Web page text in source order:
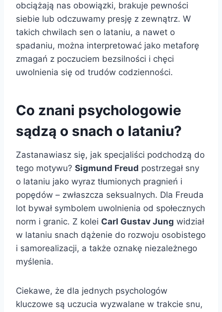
obciążają nas obowiązki, brakuje pewności
siebie lub odczuwamy presję z zewnątrz. W
takich chwilach sen o lataniu, a nawet o
spadaniu, można interpretować jako metaforę
zmagań z poczuciem bezsilności i chęci
uwolnienia się od trudów codzienności.
Co znani psychologowie
sądzą o snach o lataniu?
Zastanawiasz się, jak specjaliści podchodzą do
tego motywu? Sigmund Freud postrzegał sny
o lataniu jako wyraz tłumionych pragnień i
popędów – zwłaszcza seksualnych. Dla Freuda
lot bywał symbolem uwolnienia od społecznych
norm i granic. Z kolei Carl Gustav Jung widział
w lataniu snach dążenie do rozwoju osobistego
i samorealizacji, a także oznakę niezależnego
myślenia.
Ciekawe, że dla jednych psychologów
kluczowe są uczucia wyzwalane w trakcie snu,